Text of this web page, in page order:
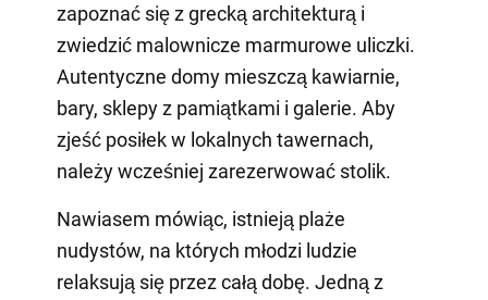
zapoznać się z grecką architekturą i
zwiedzić malownicze marmurowe uliczki.
Autentyczne domy mieszczą kawiarnie,
bary, sklepy z pamiątkami i galerie. Aby
zjeść posiłek w lokalnych tawernach,
należy wcześniej zarezerwować stolik.
Nawiasem mówiąc, istnieją plaże
nudystów, na których młodzi ludzie
relaksują się przez całą dobę. Jedną z